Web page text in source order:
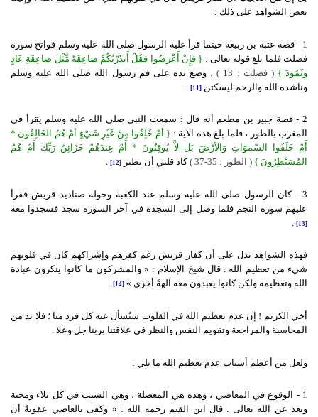
بعض الشواهد على ذلك :
1 - قصة عتبة بن ربيعة حينما قرأ عليه الرسول صلى الله عليه وسلم فواتح سورة
فصلت فلما بلغ قوله تعالى : { فَإِنْ أَعْرَضُوا فَقُلْ أَنذَرْتُكُمْ صَاعِقَةً مِّثْلَ صَاعِقَةِ عَادٍ
وَثَمُودَ } ( فصلت : 13 )
، وضع يده على فم رسول الله صلى الله عليه وسلم
وناشده الله والرحم ليسكتن [11]
2 - قصة جبير بن مطعم أنه قال : سمعت النبي صلى الله عليه وسلم يقرأ في
المغرب بالطور ، فلما بلغ هذه الآية : { أَمْ خُلِقُوا مِنْ غَيْرِ شَيْءٍ أَمْ هُمُ الخَالِقُونَ *
أَمْ خَلَقُوا السَّمَوَاتِ وَالأَرْضَ بَل لاَّ يُوقِنُونَ * أَمْ عِندَهُمْ خَزَائِنُ رَبِّكَ أَمْ هُمُ
المُسَيْطِرُونَ } ( الطور : 35-37 ) كاد قلبي أن يطير [12]
.
3 - كان الرسول صلى الله عليه وسلم عند الكعبة وحوله صناديد قريش فقرأ
عليهم سورة النجم فلما وصل إلى السجدة في آخر السورة سجد فسجدوا معه
[13]
فهذه الشواهد تدل على أن كفار قريش رغم كفرهم وإشراكهم كان في قلوبهم
شيء من تعظيم الله . قال شيخ الإسلام : « والمشركون ما كانوا ينكرون عبادة
الله وتعظيمه ولكن كانوا يعبدون معه آلهةً أخرى » [14]
.
أخي الكريم ! إن عدم تعظيم الله في القلوب سيُسأل عنه كل فرد منا ؛ فلا بد من
المحاسبة والمراجعة وتقويم النفس والنظر في علاقتنا بربنا جل وعلا .
ولعل من أعظم أسباب عدم تعظيم الله ما يلي :
1 - الوقوع في المعاصي ، وهذه هي المعضلة ، وهي السبب في كل بلاء ومحنة
وبعد عن الله تعالى . قال ابن القيم رحمه الله : « وكفى بالعاصي عقوبةً أن